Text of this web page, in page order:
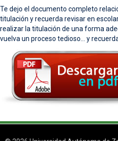
Te dejo el documento completo
titulación y recuerda revisar en
realizar la titulación de una forma
vuelva un proceso tedioso... y